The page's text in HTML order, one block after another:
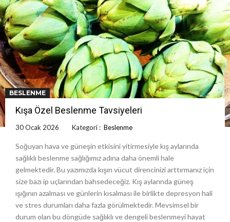
BESLENME
Kışa Özel Beslenme Tavsiyeleri
30 Ocak 2026 Kategori : Beslenme
Soğuyan hava ve güneşin etkisini yitirmesiyle kış aylarında
sağlıklı beslenme sağlığımız adına daha önemli hale
gelmektedir. Bu yazımızda kışın vücut direncinizi arttırmanız için
size bazı ip uçlarından bahsedeceğiz. Kış aylarında güneş
ışığının azalması ve günlerin kısalması ile birlikte depresyon hali
ve stres durumları daha fazla görülmektedir. Mevsimsel bir
durum olan bu döngüde sağlıklı ve dengeli beslenmeyi hayat